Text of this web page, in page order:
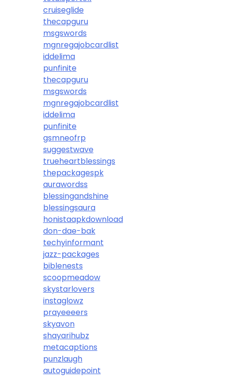
cruiseglide
thecapguru
msgswords
mgnregajobcardlist
iddelima
punfinite
thecapguru
msgswords
mgnregajobcardlist
iddelima
punfinite
gsmneofrp
suggestwave
trueheartblessings
thepackagespk
aurawordss
blessingandshine
blessingsaura
honistaapkdownload
don-dae-bak
techyinformant
jazz-packages
biblenests
scoopmeadow
skystarlovers
instaglowz
prayeeeers
skyavon
shayarihubz
metacaptions
punzlaugh
autoguidepoint